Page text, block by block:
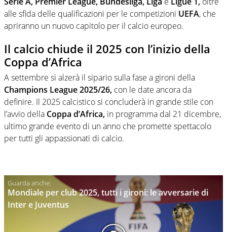
alle sfida delle qualificazioni per le competizioni UEFA, che
apriranno un nuovo capitolo per il calcio europeo.
Il calcio chiude il 2025 con l’inizio della
Coppa d’Africa
A settembre si alzerà il sipario sulla fase a gironi della
Champions League 2025/26, con le date ancora da
definire. Il 2025 calcistico si concluderà in grande stile con
l’avvio della Coppa d’Africa, in programma dal 21 dicembre,
ultimo grande evento di un anno che promette spettacolo
per tutti gli appassionati di calcio.
Mondiale per club 2025, tutti i gironi: le avversarie di
Inter e Juventus